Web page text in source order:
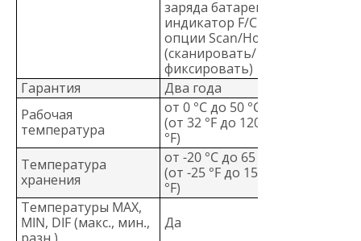
заряда батареи,
индикатор F/C и
опции Scan/Hold
(сканировать/
фиксировать)
Гарантия
Два года
Рабочая
температура
от 0 °C до 50 °C
(от 32 °F до 120
°F)
Температура
хранения
от -20 °C до 65 °C
(от -25 °F до 150
°F)
Температуры MAX,
MIN, DIF (макс., мин.,
Да